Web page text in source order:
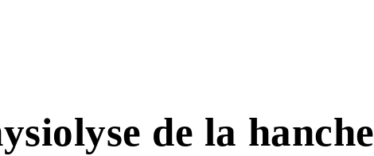
de la hanche